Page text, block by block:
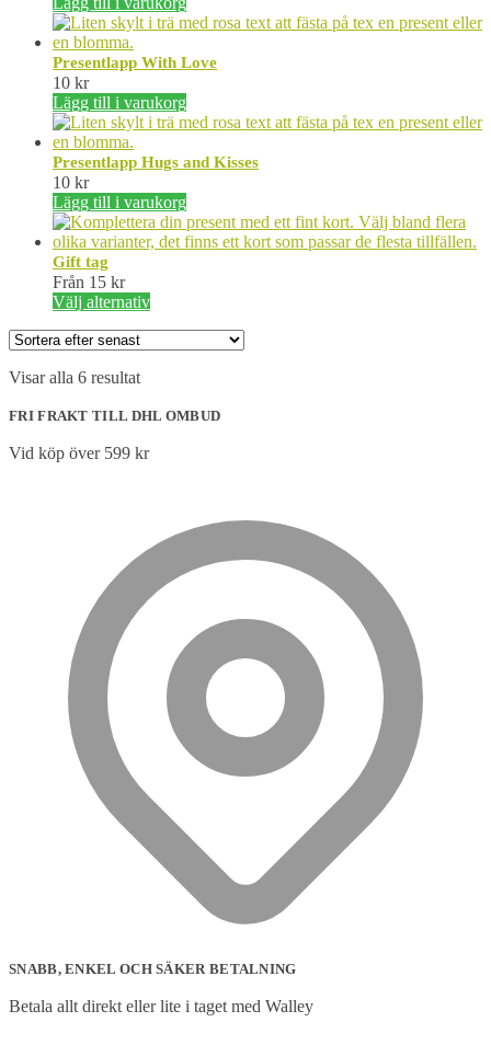
Presentlapp With Love
10 kr
Lägg till i varukorg
Presentlapp Hugs and Kisses
10 kr
Lägg till i varukorg
Gift tag
Från 15 kr
Välj alternativDen
De
alternativen
produktsidan
Visar alla 6 resultatSortera
senaste
FRI FRAKT TILL DHL OMBUD
Vid köp över 599 kr
SNABB, ENKEL OCH SÄKER BETALNING
Betala allt direkt eller lite i taget med Walley